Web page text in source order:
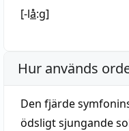
[-lå:g]
Hur används
Den fjärde
ödsligt sjungande